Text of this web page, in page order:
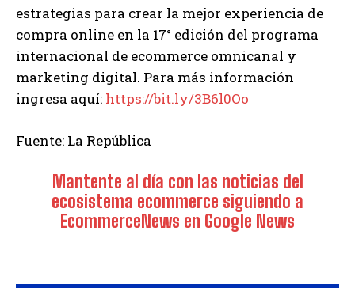
estrategias para crear la mejor experiencia de
compra online en la 17° edición del programa
internacional de ecommerce omnicanal y
marketing digital. Para más información
ingresa aquí: https://bit.ly/3B6l0Oo
Fuente: La República
Mantente al día con las noticias del
ecosistema ecommerce siguiendo a
EcommerceNews en Google News